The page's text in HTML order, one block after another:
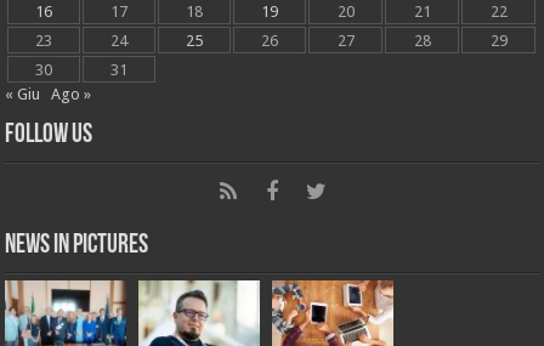
16
17 18 19 20 21
22
23
24 25 26 27 28
29
30
31
« Giu
Ago »
Follow Us
News in Pictures